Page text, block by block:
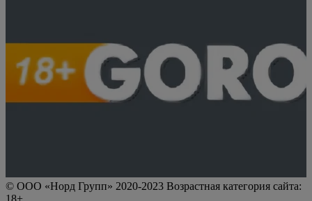
© ООО «Норд Групп» 2020-2023 Возрастная категория сайта:
18+